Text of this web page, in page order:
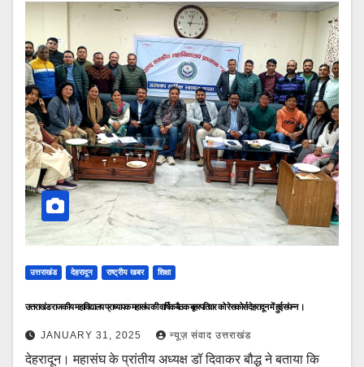
उत्तराखंड देहरादून राष्ट्रीय खबर शिक्षा
उत्तराखंड राजकीय महाविद्यालय प्राध्यापक महासंघ की वार्षिक बैठक बृहस्पतिवार को रेसकोर्स देहरादून में हुई संपन्न ।
JANUARY 31, 2025 न्यूज़ संवाद उत्तराखंड
देहरादून। महासंघ के प्रांतीय अध्यक्ष डॉ दिवाकर बौद्ध ने बताया कि